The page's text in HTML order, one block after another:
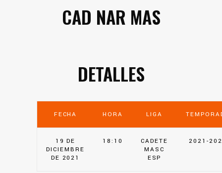
CAD NAR MAS
DETALLES
FECHA HORA LIGA
19 DE
DICIEMBRE
DE 2021
18:10
CADETE
MASC
ESP
2021-